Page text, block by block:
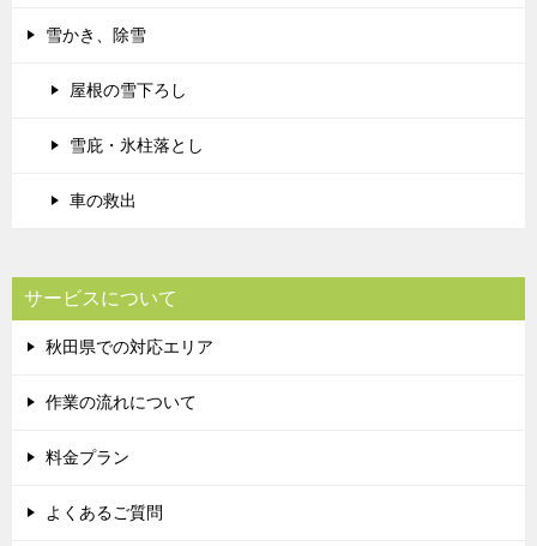
雪かき、除雪
屋根の雪下ろし
雪庇・氷柱落とし
車の救出
サービスについて
秋田県での対応エリア
作業の流れについて
料金プラン
よくあるご質問